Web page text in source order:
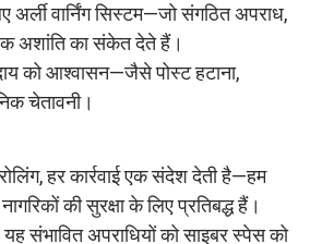
अर्ली वार्निंग सिस्टम—जो संगठित अपराध,
अशांति का संकेत देते हैं।
को आश्वासन—जैसे पोस्ट हटाना,
चेतावनी।
हर कार्रवाई एक संदेश देती है—हम
की सुरक्षा के लिए प्रतिबद्ध हैं।
संभावित अपराधियों को साइबर स्पेस को